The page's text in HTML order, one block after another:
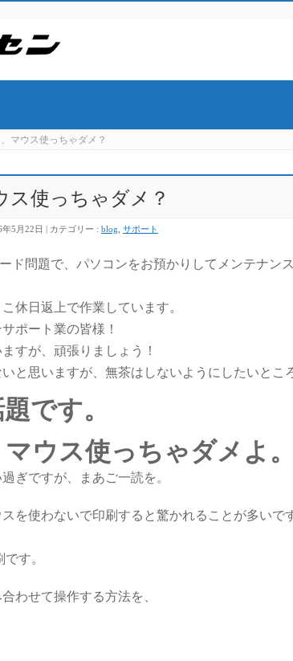
マウス使っちゃダメ？
ス使っちゃダメ？
5月22日 カテゴリー : blog サポート
ド問題で、パソコンをお預かりしてメンテナン
休日返上で作業しています。
ポート業の皆様！
すが、頑張りましょう！
と思いますが、無茶はしないようにしたいとこ
です。
ウス使っちゃダメよ。
ぎですが、まあご一読を。
を使わないで印刷すると驚かれることが多いで
す。
わせて操作する方法を、